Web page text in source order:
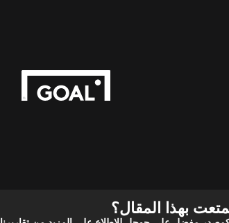
بهذا المقال؟